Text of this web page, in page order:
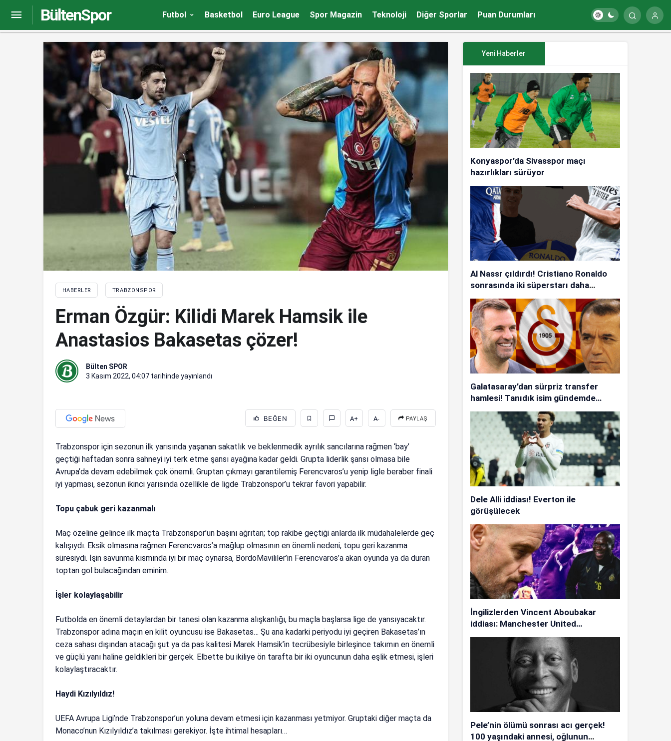
BültenSpor Futbol Basketbol Euro League Spor Magazin Teknoloji Diğer Sporlar Puan Durumları
HABERLER TRABZONSPOR
Erman Özgür: Kilidi Marek Hamsik ile
Anastasios Bakasetas çözer!
Bülten SPOR
3 Kasım 2022, 04:07 tarihinde yayınlandı
BEĞEN A+ A- PAYLAŞ
Trabzonspor için sezonun ilk yarısında yaşanan sakatlık ve beklenmedik ayrılık sancılarına rağmen ‘bay’
geçtiği haftadan sonra sahneyi iyi terk etme şansı ayağına kadar geldi. Grupta liderlik şansı olmasa bile
Avrupa’da devam edebilmek çok önemli. Gruptan çıkmayı garantilemiş Ferencvaros’u yenip ligle beraber finali
iyi yapması, sezonun ikinci yarısında özellikle de ligde Trabzonspor’u tekrar favori yapabilir.
Topu çabuk geri kazanmalı
Maç özeline gelince ilk maçta Trabzonspor’un başını ağrıtan; top rakibe geçtiği anlarda ilk müdahalelerde geç
kalışıydı. Eksik olmasına rağmen Ferencvaros’a mağlup olmasının en önemli nedeni, topu geri kazanma
süresiydi. İşin savunma kısmında iyi bir maç oynarsa, BordoMavililer’in Ferencvaros’a akan oyunda ya da duran
toptan gol bulacağından eminim.
İşler kolaylaşabilir
Futbolda en önemli detaylardan bir tanesi olan kazanma alışkanlığı, bu maçla başlarsa lige de yansıyacaktır.
Trabzonspor adına maçın en kilit oyuncusu ise Bakasetas… Şu ana kadarki periyodu iyi geçiren Bakasetas’ın
ceza sahası dışından atacağı şut ya da pas kalitesi Marek Hamsik’in tecrübesiyle birleşince takımın en önemli
ve güçlü yanı haline geldikleri bir gerçek. Elbette bu ikiliye ön tarafta bir iki oyuncunun daha eşlik etmesi, işleri
kolaylaştıracaktır.
Haydi Kızılyıldız!
UEFA Avrupa Ligi’nde Trabzonspor’un yoluna devam etmesi için kazanması yetmiyor. Gruptaki diğer maçta da
Monaco’nun Kızılyıldız’a takılması gerekiyor. İşte ihtimal hesapları…
Yeni Haberler
Konyaspor’da Sivasspor maçı
hazırlıkları sürüyor
Al Nassr çıldırdı! Cristiano Ronaldo
sonrasında iki süperstarı daha
istiyorlar…
Galatasaray’dan sürpriz transfer
hamlesi! Tanıdık isim gündemde…
Dele Alli iddiası! Everton ile
görüşülecek
İngilizlerden Vincent Aboubakar
iddiası: Manchester United…
Pele’nin ölümü sonrası acı gerçek!
100 yaşındaki annesi, oğlunun
Trabzonspor-Ferencvaros maçı ne zaman, saat kaçta, hangi kanalda? (Muhtemel 11’ler)